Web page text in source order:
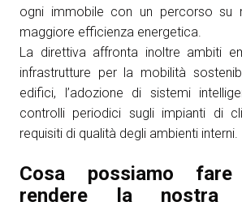
ogni immobile con un percorso su
maggiore efficienza energetica.
La direttiva affronta inoltre ambiti
infrastrutture per la mobilità
edifici, l’adozione di sistemi
controlli periodici sugli impianti di
requisiti di qualità degli ambienti interni.
Cosa possiamo
rendere la nostra